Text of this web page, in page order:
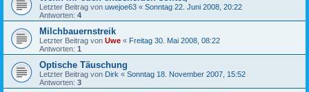
Letzter Beitrag von uwejoe63 « Sonntag 22. Juni 2008, 20:22
Antworten: 4
Milchbauernstreik
Letzter Beitrag von Uwe « Freitag 30. Mai 2008, 08:22
Antworten: 1
Optische Täuschung
Letzter Beitrag von Dirk « Sonntag 18. November 2007, 15:52
Antworten: 3